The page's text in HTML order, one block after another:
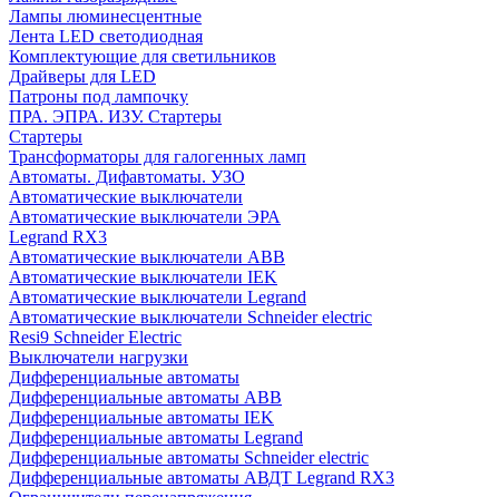
Лампы люминесцентные
Лента LED светодиодная
Комплектующие для светильников
Драйверы для LED
Патроны под лампочку
ПРА. ЭПРА. ИЗУ. Стартеры
Стартеры
Трансформаторы для галогенных ламп
Автоматы. Дифавтоматы. УЗО
Автоматические выключатели
Автоматические выключатели ЭРА
Legrand RX3
Автоматические выключатели ABB
Автоматические выключатели IEK
Автоматические выключатели Legrand
Автоматические выключатели Schneider electric
Resi9 Schneider Electric
Выключатели нагрузки
Дифференциальные автоматы
Дифференциальные автоматы ABB
Дифференциальные автоматы IEK
Дифференциальные автоматы Legrand
Дифференциальные автоматы Schneider electric
Дифференциальные автоматы АВДТ Legrand RX3